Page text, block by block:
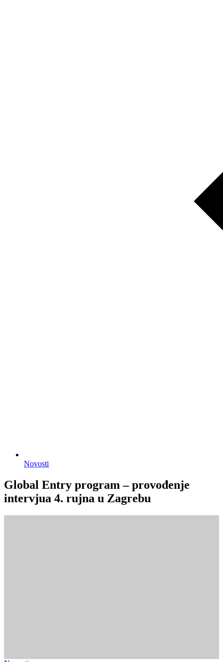
Novosti
Global Entry program – provođenje
intervjua 4. rujna u Zagrebu